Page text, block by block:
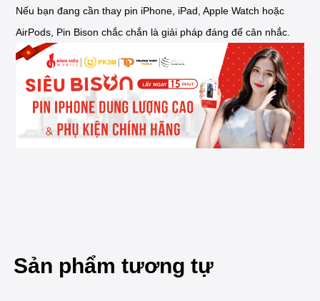
Nếu bạn đang cần thay pin iPhone, iPad, Apple Watch hoặc
AirPods, Pin Bison chắc chắn là giải pháp đáng để cân nhắc.
Sản phẩm tương tự